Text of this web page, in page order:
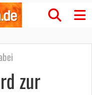
zur